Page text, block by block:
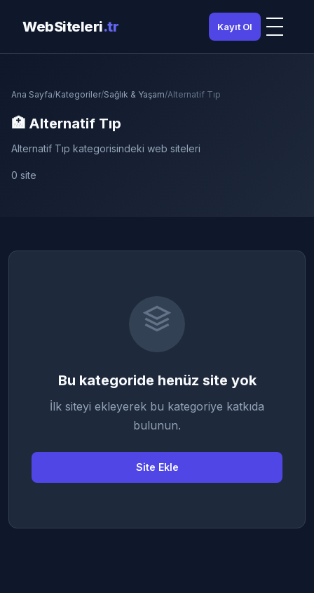
WebSiteleri.tr Kayıt Ol
Ana Sayfa/Kategoriler/Sağlık & Yaşam/Alternatif Tıp
🏥 Alternatif Tıp
Alternatif Tıp kategorisindeki web siteleri
0 site
Bu kategoride henüz site yok
İlk siteyi ekleyerek bu kategoriye katkıda
bulunun.
Site Ekle